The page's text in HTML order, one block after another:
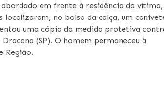
em frente à residência da vítima,
localizaram, no bolso da calça, um
uma cópia da medida protetiva
(SP). O homem permaneceu à
Região.